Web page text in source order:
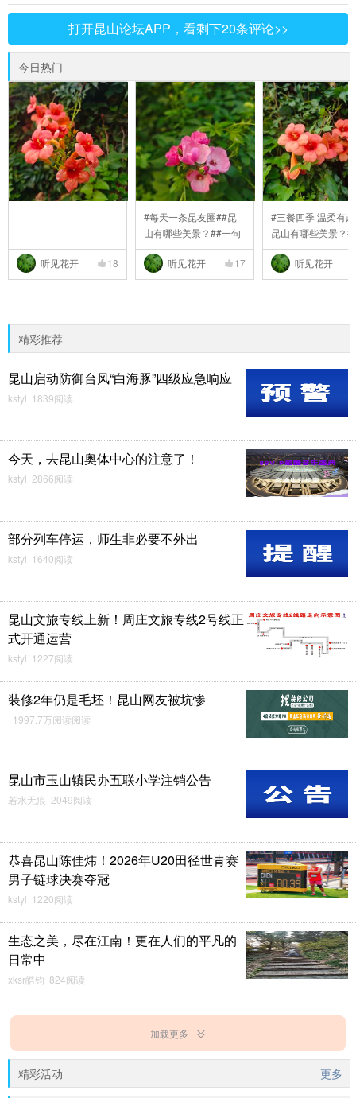
打开昆山论坛APP，看剩下20条评论>>
今日热门
听见花开 18
#每天一条昆友圈##昆
山有哪些美景？##一句
..
听见花开
17
#三餐四季 温柔有
昆山有哪些美景？#
听见花开
精彩推荐
昆山启动防御台风“白海豚”四级应急响应
kstyl 1839阅读
今天，去昆山奥体中心的注意了！
kstyl 2866阅读
部分列车停运，师生非必要不外出
kstyl 1640阅读
昆山文旅专线上新！周庄文旅专线2号线正
式开通运营
kstyl 1227阅读
装修2年仍是毛坯！昆山网友被坑惨
1997.7万阅读阅读
昆山市玉山镇民办五联小学注销公告
若水无痕 2049阅读
恭喜昆山陈佳炜！2026年U20田径世青赛
男子链球决赛夺冠
kstyl 1220阅读
生态之美，尽在江南！更在人们的平凡的
日常中
xksr皓钧 824阅读
加载更多
精彩活动 更多